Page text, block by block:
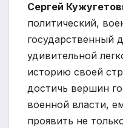
Сергей
политический,
государственный
удивительной
историю своей
достичь вершин
военной власти,
проявить не